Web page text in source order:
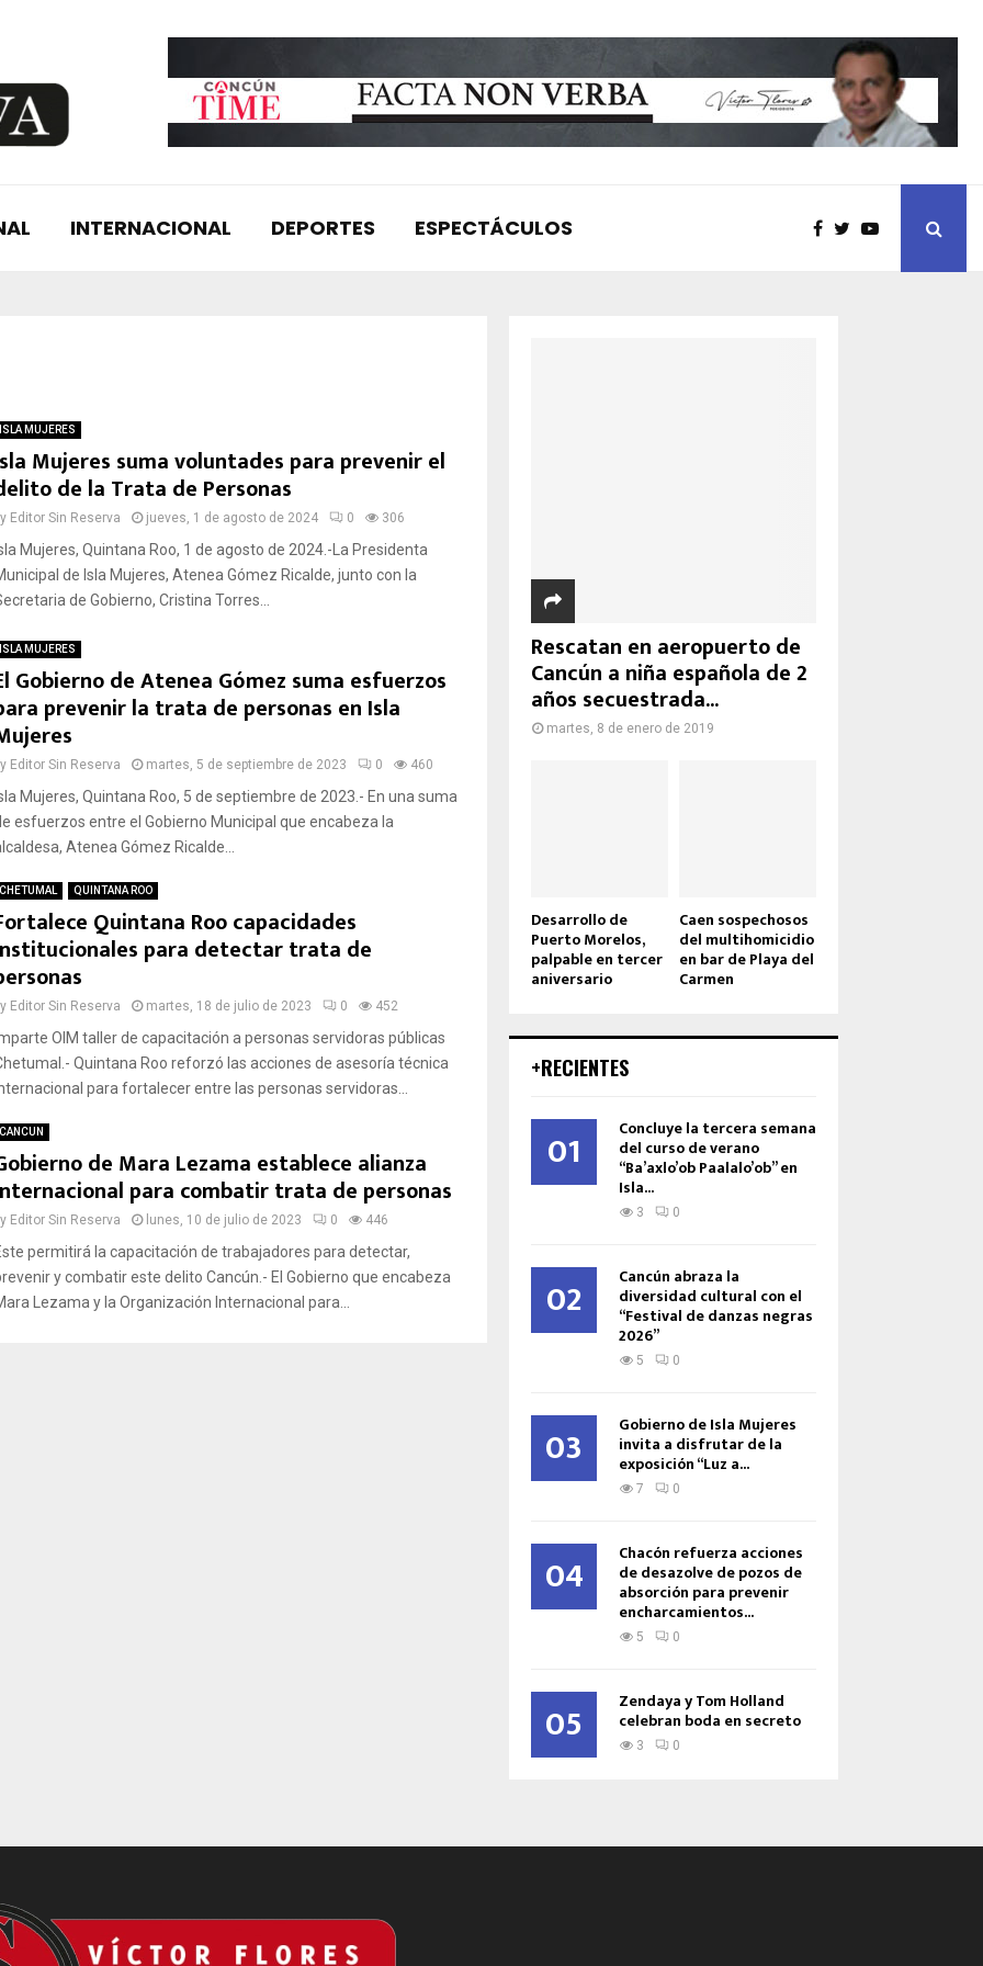
INTERNACIONAL DEPORTES ESPECTÁCULOS
ISLA MUJERES
Mujeres suma voluntades para prevenir el
de la Trata de Personas
Editor Sin Reserva jueves, 1 de agosto de 2024 0 306
Mujeres, Quintana Roo, 1 de agosto de 2024.-La Presidenta
de Isla Mujeres, Atenea Gómez Ricalde, junto con la
de Gobierno, Cristina Torres...
ISLA MUJERES
Gobierno de Atenea Gómez suma esfuerzos
prevenir la trata de personas en Isla
Editor Sin Reserva martes, 5 de septiembre de 2023 0 460
Mujeres, Quintana Roo, 5 de septiembre de 2023.- En una suma
esfuerzos entre el Gobierno Municipal que encabeza la
Atenea Gómez Ricalde...
CHETUMAL QUINTANA ROO
Quintana Roo capacidades
para detectar trata de
Editor Sin Reserva martes, 18 de julio de 2023 0 452
OIM taller de capacitación a personas servidoras públicas
Quintana Roo reforzó las acciones de asesoría técnica
para fortalecer entre las personas servidoras...
CANCUN
de Mara Lezama establece alianza
para combatir trata de personas
Editor Sin Reserva lunes, 10 de julio de 2023 0 446
permitirá la capacitación de trabajadores para detectar,
y combatir este delito Cancún.- El Gobierno que encabeza
Lezama y la Organización Internacional para...
Rescatan en aeropuerto de
Cancún a niña española de 2
años secuestrada...
martes, 8 de enero de 2019
Desarrollo de
Puerto Morelos,
palpable en tercer
aniversario
Caen sospechosos
del multihomicidio
en bar de Playa del
Carmen
+RECIENTES
01 Concluye la tercera semana
del curso de verano
“Ba’axlo’ob Paalalo’ob” en
Isla...
3 0
02 Cancún abraza la
diversidad cultural con el
“Festival de danzas negras
2026”
5 0
03 Gobierno de Isla Mujeres
invita a disfrutar de la
exposición “Luz a...
7 0
04 Chacón refuerza acciones
de desazolve de pozos de
absorción para prevenir
encharcamientos...
5 0
05 Zendaya y Tom Holland
celebran boda en secreto
3 0